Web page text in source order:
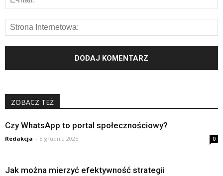
ZOBACZ TEŻ
Czy WhatsApp to portal społecznościowy?
Redakcja - 8 grudnia 2025 0
Jak można mierzyć efektywność strategii